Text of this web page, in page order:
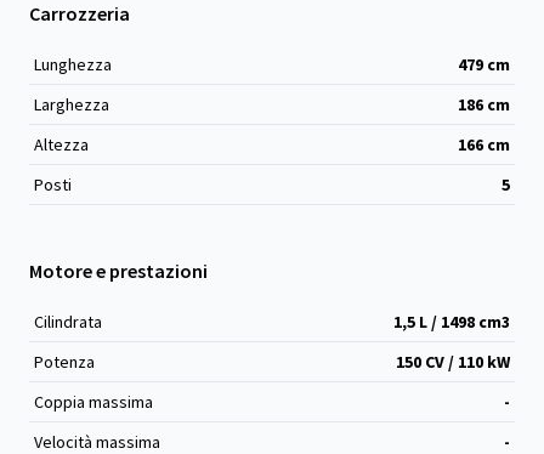
Carrozzeria
Lunghezza 479 cm
Larghezza
186 cm
Altezza
166 cm
Posti
5
Motore e prestazioni
Cilindrata 1,5 L / 1498 cm3
Potenza
150 CV / 110 kW
Coppia massima
-
Velocità massima
-